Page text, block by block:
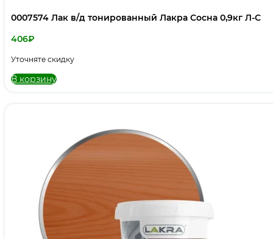
0007574 Лак в/д тонированный Лакра Сосна 0,9кг Л-С
406₽
Уточняте скидку
В корзину